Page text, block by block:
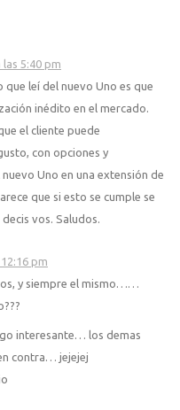
las 5:40 pm
leí del nuevo Uno es que
inédito en el mercado.
el cliente puede
con opciones y
Uno en una extensión de
que si esto se cumple se
vos. Saludos.
pm
y siempre el mismo……
interesante… los demas
contra… jejejej